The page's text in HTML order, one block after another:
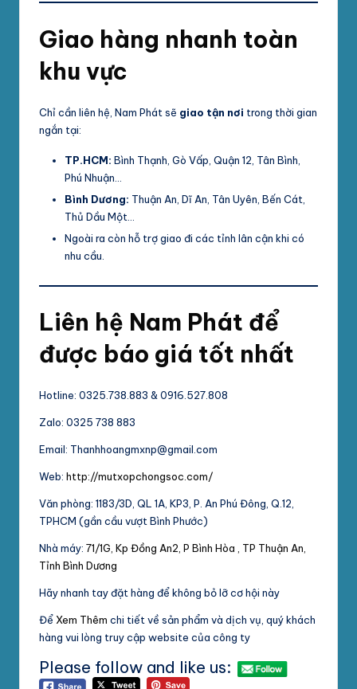
Giao hàng nhanh toàn
khu vực
Chỉ cần liên hệ, Nam Phát sẽ giao tận nơi trong thời gian
ngắn tại:
TP.HCM: Bình Thạnh, Gò Vấp, Quận 12, Tân Bình,
Phú Nhuận…
Bình Dương: Thuận An, Dĩ An, Tân Uyên, Bến Cát,
Thủ Dầu Một…
Ngoài ra còn hỗ trợ giao đi các tỉnh lân cận khi có
nhu cầu.
Liên hệ Nam Phát để
được báo giá tốt nhất
Hotline: 0325.738.883 & 0916.527.808
Zalo: 0325 738 883
Email: Thanhhoangmxnp@gmail.com
Web: http://mutxopchongsoc.com/
Văn phòng: 1183/3D, QL 1A, KP3, P. An Phú Đông, Q.12,
TPHCM (gần cầu vượt Bình Phước)
Nhà máy: 71/1G, Kp Đồng An2, P Bình Hòa , TP Thuận An,
Tỉnh Bình Dương
Hãy nhanh tay đặt hàng để không bỏ lỡ cơ hội này
Để Xem Thêm chi tiết về sản phẩm và dịch vụ, quý khách
hàng vui lòng truy cập website của công ty
Please follow and like us: